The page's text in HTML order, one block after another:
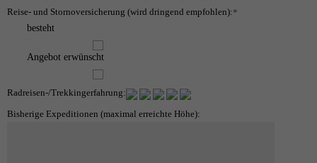
Reise- und Stornoversicherung (wird dringend empfohlen):*
besteht
Angebot erwünscht
Radreisen-/Trekkingerfahrung:
Bisherige Expeditionen (maximal erreichte Höhe):